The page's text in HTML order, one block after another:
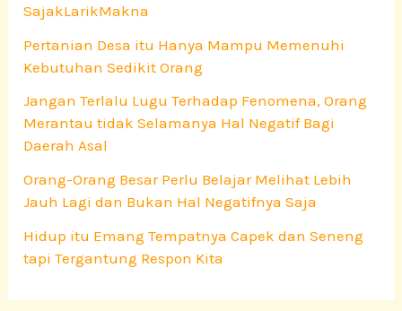
SajakLarikMakna
Pertanian Desa itu Hanya Mampu Memenuhi
Kebutuhan Sedikit Orang
Jangan Terlalu Lugu Terhadap Fenomena, Orang
Merantau tidak Selamanya Hal Negatif Bagi
Daerah Asal
Orang-Orang Besar Perlu Belajar Melihat Lebih
Jauh Lagi dan Bukan Hal Negatifnya Saja
Hidup itu Emang Tempatnya Capek dan Seneng
tapi Tergantung Respon Kita